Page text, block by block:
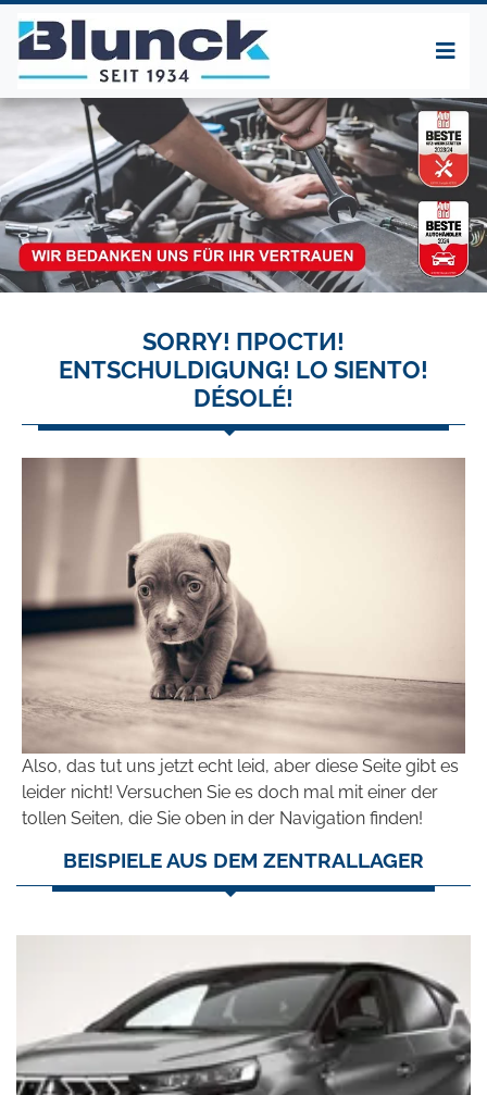
SORRY! ПРОСТИ!
ENTSCHULDIGUNG! LO SIENTO!
DÉSOLÉ!
Also, das tut uns jetzt echt leid, aber diese Seite gibt es
leider nicht! Versuchen Sie es doch mal mit einer der
tollen Seiten, die Sie oben in der Navigation finden!
BEISPIELE AUS DEM ZENTRALLAGER